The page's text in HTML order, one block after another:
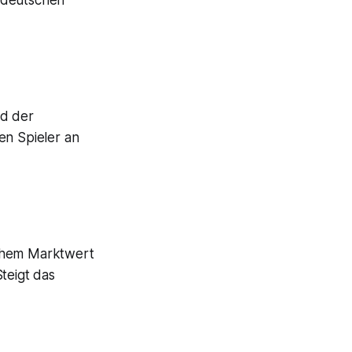
der
Spieler an
Marktwert
das